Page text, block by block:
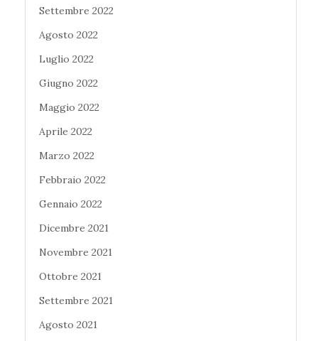
Settembre 2022
Agosto 2022
Luglio 2022
Giugno 2022
Maggio 2022
Aprile 2022
Marzo 2022
Febbraio 2022
Gennaio 2022
Dicembre 2021
Novembre 2021
Ottobre 2021
Settembre 2021
Agosto 2021